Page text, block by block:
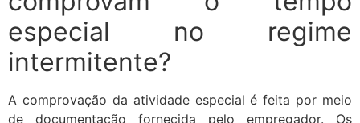
especial no regime
intermitente?
A comprovação da atividade especial é feita por meio
de documentação fornecida pelo empregador. Os